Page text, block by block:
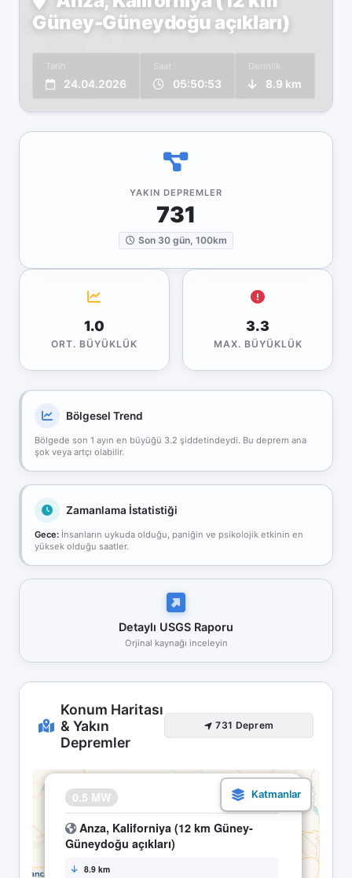
Güney-Güneydoğu açıkları)
Tarih
24.04.2026
Saat
05:50:53
Derinlik
8.9 km
YAKIN DEPREMLER
731
Son 30 gün, 100km
1.0
ORT. BÜYÜKLÜK
3.3
MAX. BÜYÜKLÜK
Bölgesel Trend
Bölgede son 1 ayın en büyüğü 3.2 şiddetindeydi. Bu deprem ana
şok veya artçı olabilir.
Zamanlama İstatistiği
Gece: İnsanların uykuda olduğu, paniğin ve psikolojik etkinin en
yüksek olduğu saatler.
Detaylı USGS Raporu
Orjinal kaynağı inceleyin
Konum Haritası
& Yakın
Depremler
731 Deprem
0.5 MW 24.04 05:50
Anza, Kaliforniya (12 km Güney-
Güneydoğu açıkları)
8.9 km
×